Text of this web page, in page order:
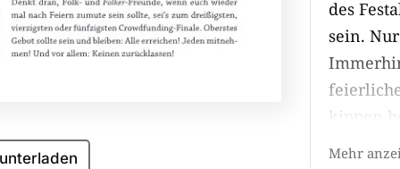
des
sein.
kippen
Die
Mehr